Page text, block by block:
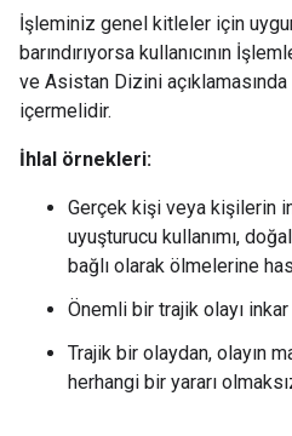
İşleminiz genel kitleler için
barındırıyorsa kullanıcının
ve Asistan Dizini
içermelidir.
İhlal örnekleri:
Gerçek kişi veya kişilerin
uyuşturucu kullanımı,
bağlı olarak ölmelerine
Önemli bir trajik olayı
Trajik bir olaydan, olayın
herhangi bir yararı